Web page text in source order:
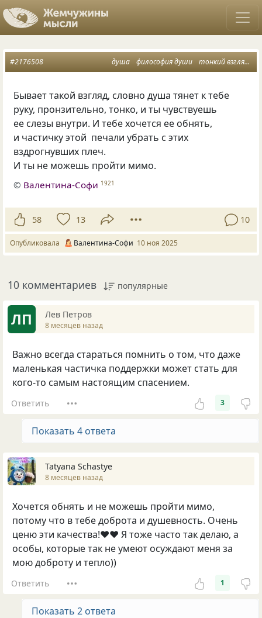
душа философия души тонкий взгляд
#2176508
Бывает такой взгляд, словно душа тянет к тебе
руку, пронзительно, тонко, и ты чувствуешь
ее слезы внутри. И тебе хочется ее обнять,
и частичку этой печали убрать с этих
вздрогнувших плеч.
И ты не можешь пройти мимо.
© Валентина-Софи 1921
58 13 10
Опубликовала Валентина-Софи 10 ноя 2025
10 комментариев популярные
ЛП Лев Петров
8 месяцев назад
Важно всегда стараться помнить о том, что даже
маленькая частичка поддержки может стать для
кого-то самым настоящим спасением.
Ответить 3
Показать 4 ответа
Tatyana Schastye
8 месяцев назад
Хочется обнять и не можешь пройти мимо,
потому что в тебе доброта и душевность. Очень
ценю эти качества!❤️❤️ Я тоже часто так делаю, а
особы, которые так не умеют осуждают меня за
мою доброту и тепло))
Ответить 1
Показать 2 ответа